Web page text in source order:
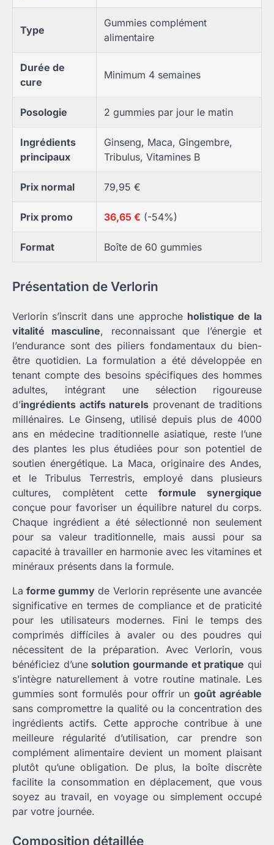
Type
Gummies complément
alimentaire
Durée de
cure
Minimum 4 semaines
Posologie 2 gummies par jour le matin
Ingrédients
principaux
Ginseng, Maca, Gingembre,
Tribulus, Vitamines B
Prix normal 79,95 €
Prix promo 36,65 € (-54%)
Format Boîte de 60 gummies
Présentation de Verlorin
Verlorin s’inscrit dans une approche holistique de la
vitalité masculine, reconnaissant que l’énergie et
l’endurance sont des piliers fondamentaux du bien-
être quotidien. La formulation a été développée en
tenant compte des besoins spécifiques des hommes
adultes, intégrant une sélection rigoureuse
d’ingrédients actifs naturels provenant de traditions
millénaires. Le Ginseng, utilisé depuis plus de 4000
ans en médecine traditionnelle asiatique, reste l’une
des plantes les plus étudiées pour son potentiel de
soutien énergétique. La Maca, originaire des Andes,
et le Tribulus Terrestris, employé dans plusieurs
cultures, complètent cette formule synergique
conçue pour favoriser un équilibre naturel du corps.
Chaque ingrédient a été sélectionné non seulement
pour sa valeur traditionnelle, mais aussi pour sa
capacité à travailler en harmonie avec les vitamines et
minéraux présents dans la formule.
Laforme gummy de Verlorin représente une avancée
significative en termes de compliance et de praticité
pour les utilisateurs modernes. Fini le temps des
comprimés diffíciles à avaler ou des poudres qui
nécessitent de la préparation. Avec Verlorin, vous
bénéficiez d’unesolution gourmande et pratique qui
s’intègre naturellement à votre routine matinale. Les
gummies sont formulés pour offrir ungoût agréable
sans compromettre la qualité ou la concentration des
ingrédients actifs. Cette approche contribue à une
meilleure régularité d’utilisation, car prendre son
complément alimentaire devient un moment plaisant
plutôt qu’une obligation. De plus, la boîte discrète
facilite la consommation en déplacement, que vous
soyez au travail, en voyage ou simplement occupé
par votre journée.
Composition détaillée